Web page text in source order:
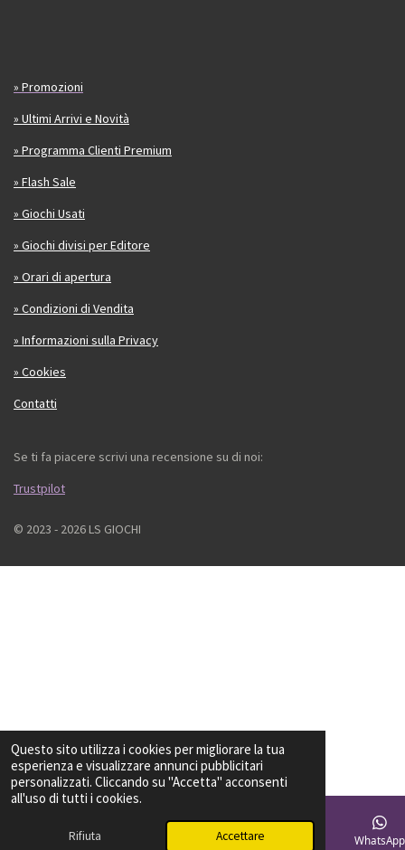
Questo sito utilizza i cookies per migliorare la tua
esperienza e visualizzare annunci pubblicitari
personalizzati. Cliccando su "Accetta" acconsenti
all'uso di tutti i cookies.
Rifiuta Accettare
» Promozioni
» Ultimi Arrivi e Novità
» Programma Clienti Premium
» Flash Sale
» Giochi Usati
» Giochi divisi per Editore
» Orari di apertura
» Condizioni di Vendita
» Informazioni sulla Privacy
» Cookies
Contatti
Se ti fa piacere scrivi una recensione su di noi:
Trustpilot
© 2023 - 2026 LS GIOCHI
Mappa WhatsApp